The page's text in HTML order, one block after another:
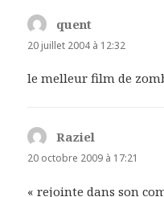
quent
20 juillet 2004 à 12:32
le melleur film de
Raziel
20 octobre 2009 à 17:21
« rejointe dans son